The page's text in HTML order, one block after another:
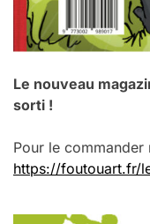
Le nouveau
sorti !
Pour le
https://foutouart.fr/